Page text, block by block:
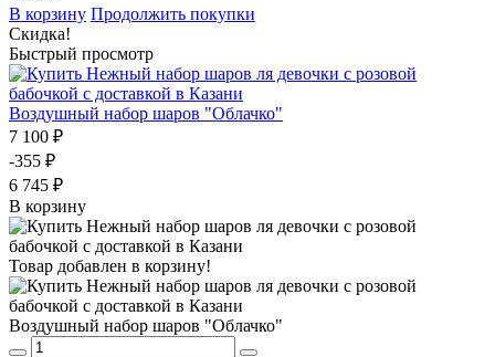
В корзину Продолжить покупки
Скидка!
Быстрый просмотр
Воздушный набор шаров "Облачко"
7 100 ₽
-355 ₽
6 745 ₽
В корзину
Товар добавлен в корзину!
Воздушный набор шаров "Облачко"